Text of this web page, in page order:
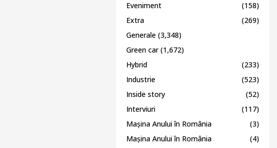
Eveniment
(158)
Extra
(269)
Generale (3,348)
Green car(1,672)
Hybrid
(233)
Industrie
(523)
Inside story
(52)
Interviuri
(117)
Mașina Anului în România
(3)
Mașina Anului în România
(4)